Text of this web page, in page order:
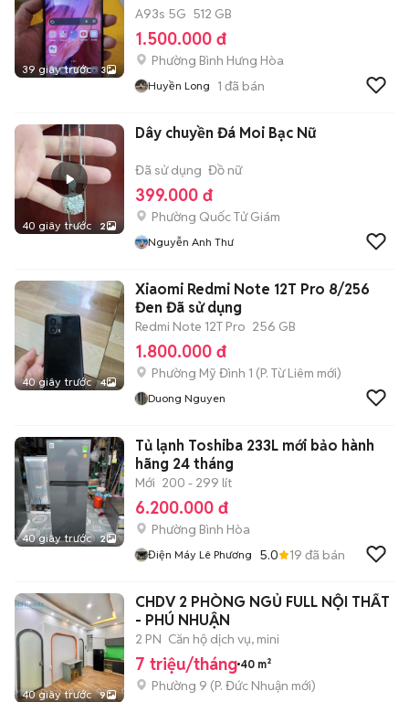
39 giây trước 3
A93s 5G 512 GB
1.500.000 đ
Phường Bình Hưng Hòa
Huyền Long 1 đã bán
40 giây trước 2
Dây chuyền Đá Moi Bạc Nữ
Đã sử dụng Đồ nữ
399.000 đ
Phường Quốc Tử Giám
Nguyễn Anh Thư
40 giây trước 4
Xiaomi Redmi Note 12T Pro 8/256
Đen Đã sử dụng
Redmi Note 12T Pro 256 GB
1.800.000 đ
Phường Mỹ Đình 1 (P. Từ Liêm mới)
Duong Nguyen
40 giây trước 2
Tủ lạnh Toshiba 233L mới bảo hành
hãng 24 tháng
Mới 200 - 299 lít
6.200.000 đ
Phường Bình Hòa
Điện Máy Lê Phương 5.0 19 đã bán
40 giây trước 9
CHDV 2 PHÒNG NGỦ FULL NỘI THẤT
- PHÚ NHUẬN
2 PN Căn hộ dịch vụ, mini
7 triệu/tháng 40 m²
Phường 9 (P. Đức Nhuận mới)